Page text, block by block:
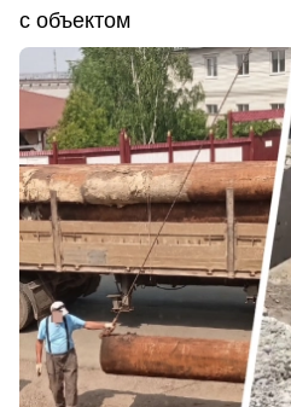
с объектом